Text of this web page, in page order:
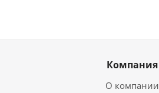
Компания
О компании